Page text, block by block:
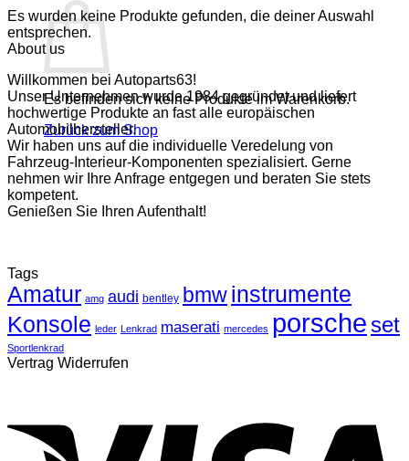
Es befinden sich keine Produkte im Warenkorb.
Zurück zum Shop
Es wurden keine Produkte gefunden, die deiner Auswahl
entsprechen.
About us
Willkommen bei Autoparts63!
Unser Unternehmen wurde 1984 gegründet und liefert
hochwertige Produkte an fast alle europäischen
Automobilhersteller.
Wir haben uns auf die individuelle Veredelung von
Fahrzeug-Interieur-Komponenten spezialisiert. Gerne
nehmen wir Ihre Anfrage entgegen und beraten Sie stets
kompetent.
Genießen Sie Ihren Aufenthalt!
Tags
Amatur amg audi bentley bmwinstrumente
Konsole leder Lenkrad maserati mercedes porsche set
Sportlenkrad
Vertrag Widerrufen